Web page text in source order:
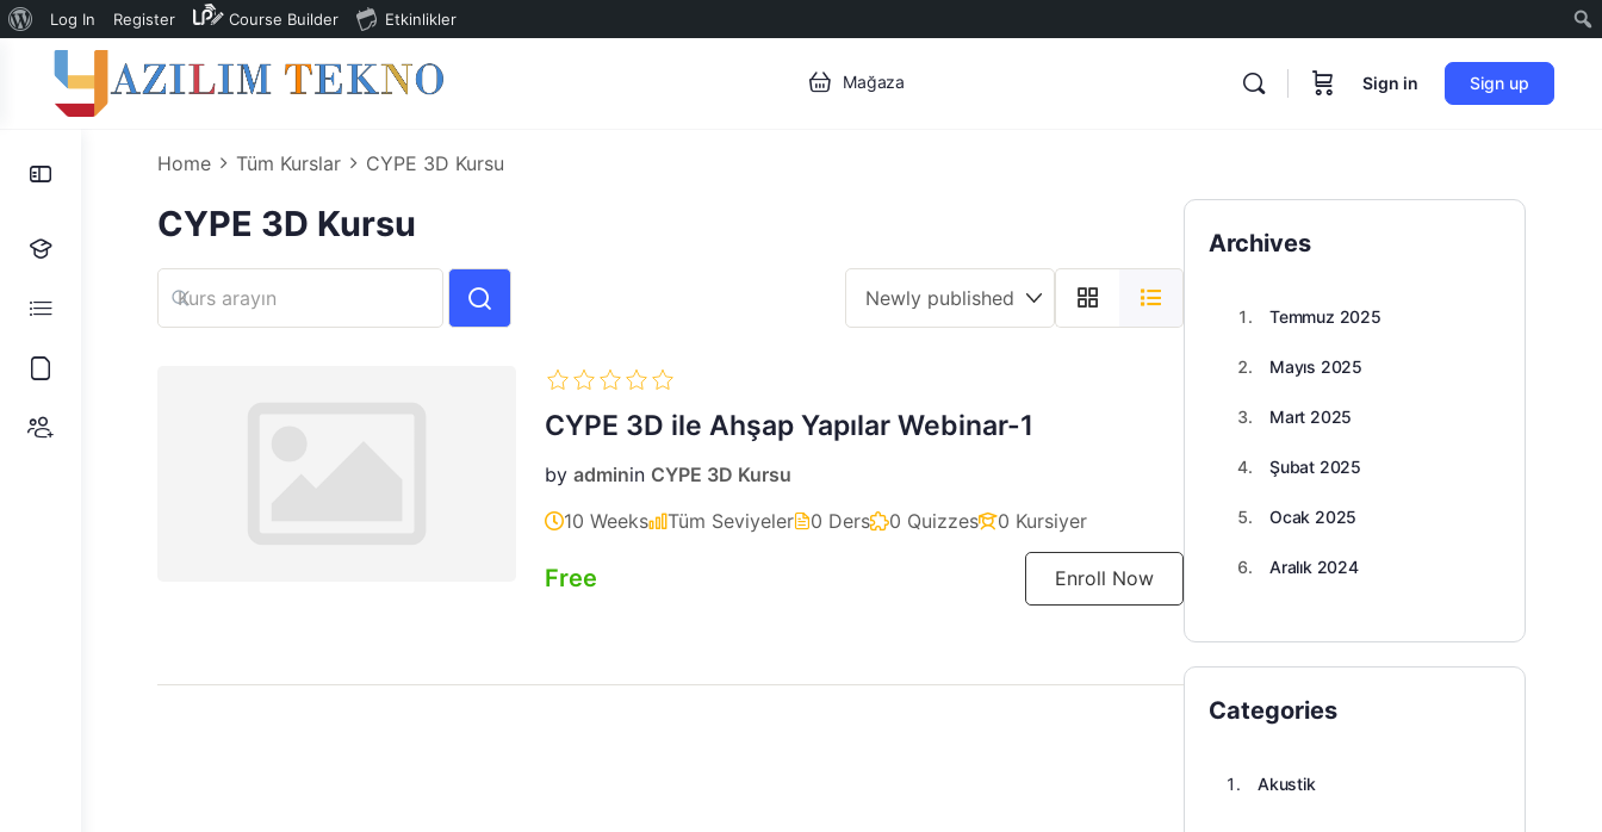
WordPress
hakkında
Log In Register Course Builder Etkinlikler
Mağaza Sign in Sign up
Home Tüm Kurslar CYPE 3D Kursu
CYPE 3D Kursu
CYPE 3D ile Ahşap Yapılar Webinar-1
by adminin CYPE 3D Kursu
10 Weeks
Tüm Seviyeler 0 Ders 0 Quizzes 0 Kursiyer
Free Enroll Now
Archives
Temmuz 2025
Mayıs 2025
Mart 2025
Şubat 2025
Ocak 2025
Aralık 2024
Categories
Akustik